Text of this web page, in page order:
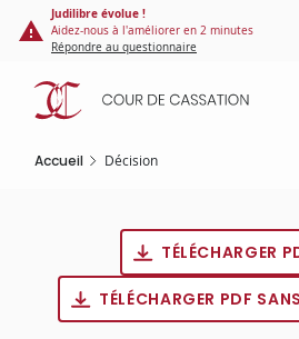
Panneau de gestion des cookies
contenu
principal
Judilibre évolue !
Aidez-nous à l'améliorer en 2 minutes
Répondre au questionnaire
Accueil Décision
TÉLÉCHARGER
TÉLÉCHARGER PDF